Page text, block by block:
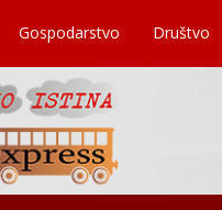
Gospodarstvo Društvo